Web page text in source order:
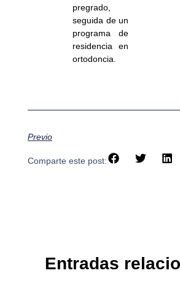
pregrado,
seguida de un
programa de
residencia en
ortodoncia.
Previo
Comparte este post:
Entradas